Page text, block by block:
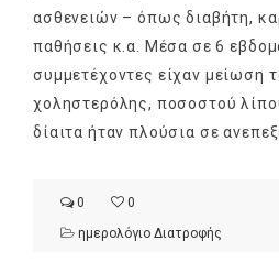
ασθενειών – όπως διαβήτη,
παθήσεις κ.α. Μέσα σε 6
συμμετέχοντες είχαν μείωση
χοληστερόλης, ποσοστού
δίαιτα ήταν πλούσια σε
0
0
ημερολόγιο Διατροφής